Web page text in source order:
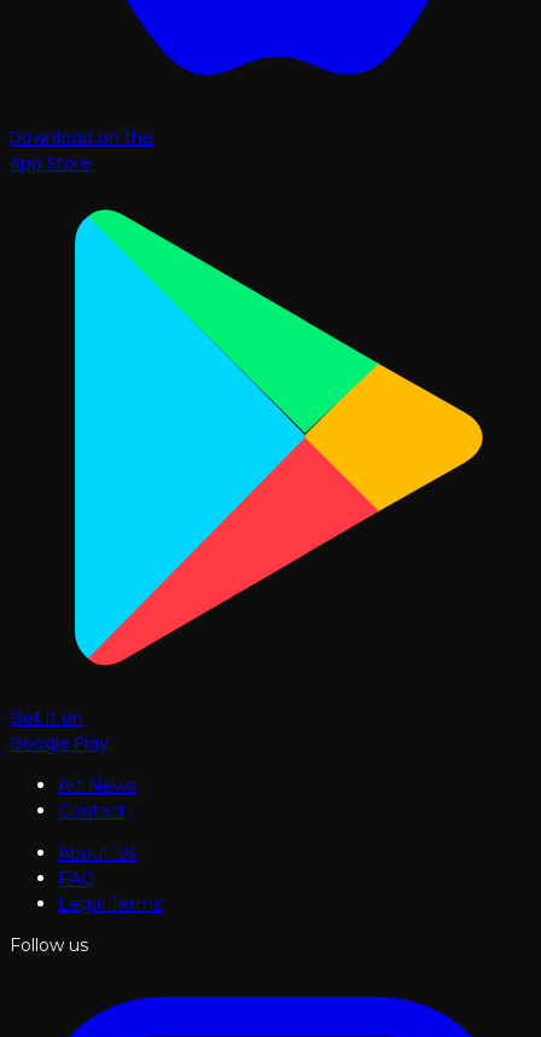
Download on the
App Store
Get it on
Google Play
Art News
Contact
About Us
FAQ
Legal Terms
Follow us